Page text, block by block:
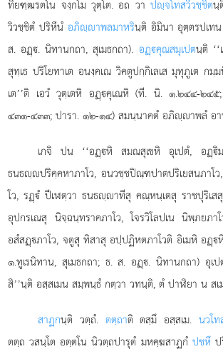
ทิยฑฺฒรตโน จงฺกโม วุตฺโต. อถ วาปฺจโทสวิวชฺชิตนฺ
วิวชฺชิตํ ปริหีนํ อภิฺาพลมาหรินฺติ อิมินา อุตฺตรปเท
ส. อฏฺ. นิทานกถา, สุเมธกถา). อฏฺคุณสมุเปตนฺติ
สุทฺเธ ปริโยทาเต อนงฺคเณ วิคตูปกฺกิเลเส มุทุภูเต กมฺ
เต’’ติ เอวํ วุตฺเตหิ อฏฺคุเณหิ (ที. นิ. ๑.๒๔๔-๒
๔๓๑-๔๓๓; ปารา. ๑๒-๑๔) สมนฺนาคตํ อภิฺาพลํ อา
เกจิปน ‘‘อฏฺหิ สมณสุเขหิ อุเปตํ, อฏฺ
ธนธฺปริคฺคหาภาโว, อนวชฺชปิณฺฑปาตปริเยสนภา
โว, รฏฺํ ปีเฬตฺวา ธนธฺาทีสุ คณฺหนฺเตสุ ราชปุริเส
อุปกรเณสุ นิจฺฉนฺทราคภาโว, โจรวิโลปเน นิพฺภยภา
อสํสฏฺภาโว, จตูสุ ทิสาสุ อปฺปฏิหตภาโวติ อิเมหิ อฏฺ
๑.ทูเรนิทาน, สุเมธกถา; ธ. ส. อฏฺ. นิทานกถา) อุเ
สิ’’นฺติ อสฺสเมน สมฺพนฺธํ กตฺวา วทนฺติ, ตํ ปาฬิยา น สเ
สาฏกนฺติ วตฺถํ. ตตฺถาติ ตสฺมึ อสฺสเม.นวโ
ตตฺถ วสนฺโต อตฺตโน นิวตฺถปารุตํ มหคฺฆสาฏกํ ปชหึป